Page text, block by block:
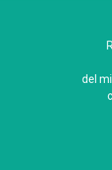
del